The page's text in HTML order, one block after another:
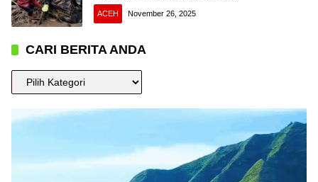
ACEH November 26, 2025
CARI BERITA ANDA
CARI
BERITA